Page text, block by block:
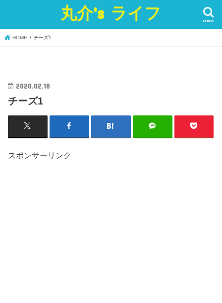
丸介's ライフ search
HOME チーズ1
2020.02.18
チーズ1
スポンサーリンク